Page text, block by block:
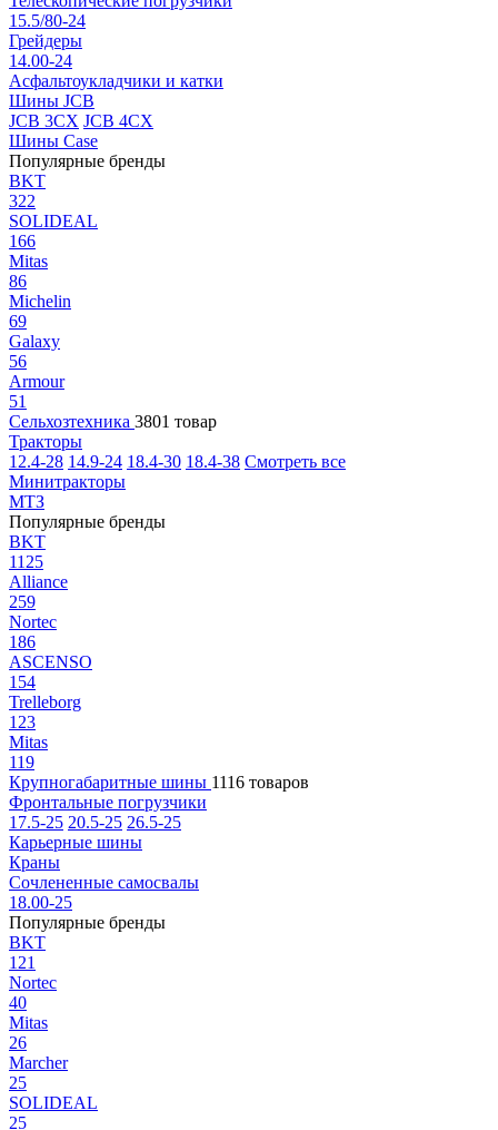
15.5/80-24
Грейдеры
14.00-24
Асфальтоукладчики и катки
Шины JCB
JCB 3CX JCB 4CX
Шины Case
Популярные бренды
BKT
322
SOLIDEAL
166
Mitas
86
Michelin
69
Galaxy
56
Armour
51
Сельхозтехника 3801 товар
Тракторы
12.4-28 14.9-24 18.4-30 18.4-38 Смотреть все
Минитракторы
МТЗ
Популярные бренды
BKT
1125
Alliance
259
Nortec
186
ASCENSO
154
Trelleborg
123
Mitas
119
Крупногабаритные шины 1116 товаров
Фронтальные погрузчики
17.5-25 20.5-25 26.5-25
Карьерные шины
Краны
Сочлененные самосвалы
18.00-25
Популярные бренды
BKT
121
Nortec
40
Mitas
26
Marcher
25
SOLIDEAL
25